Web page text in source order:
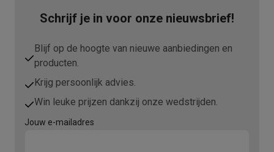
Schrijf je in voor onze nieuwsbrief!
Blijf op de hoogte van nieuwe aanbiedingen en
producten.
Krijg persoonlijk advies.
Win leuke prijzen dankzij onze wedstrijden.
Jouw e-mailadres